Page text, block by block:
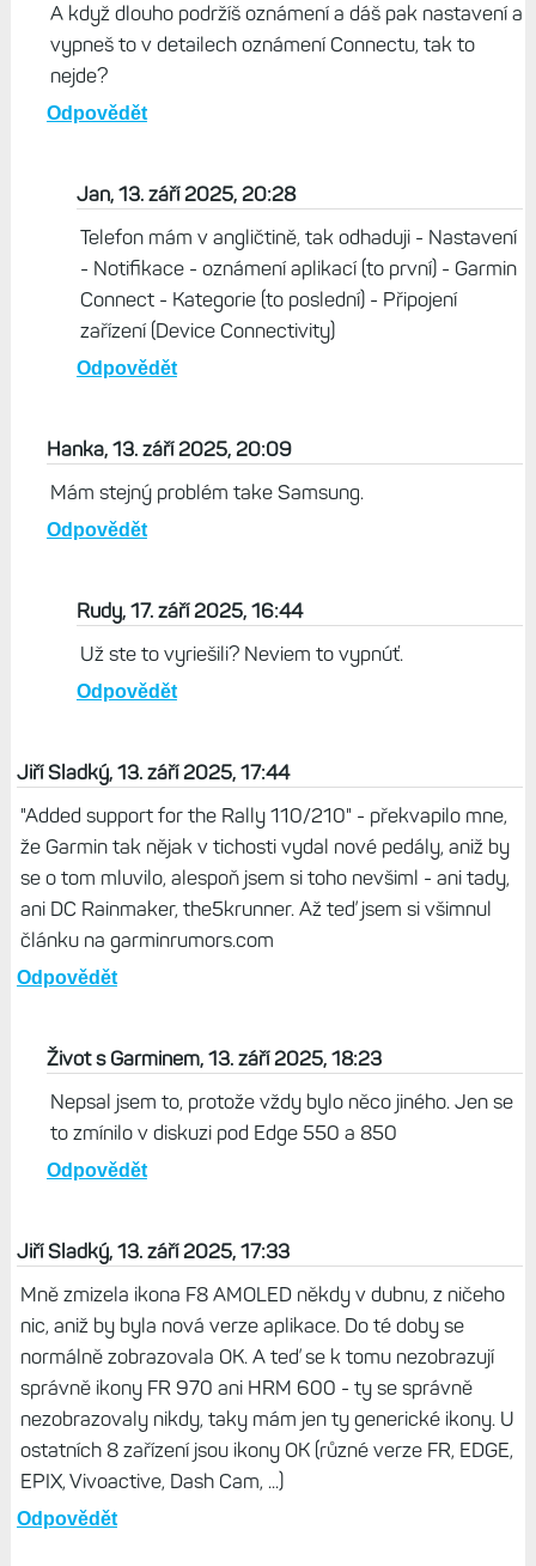
A když dlouho podržíš oznámení a dáš pak nastavení a
vypneš to v detailech oznámení Connectu, tak to
nejde?
Odpovědět
Jan, 13. září 2025, 20:28
Telefon mám v angličtině, tak odhaduji - Nastavení
- Notifikace - oznámení aplikací (to první) - Garmin
Connect - Kategorie (to poslední) - Připojení
zařízení (Device Connectivity)
Odpovědět
Hanka, 13. září 2025, 20:09
Mám stejný problém take Samsung.
Odpovědět
Rudy, 17. září 2025, 16:44
Už ste to vyriešili? Neviem to vypnúť.
Odpovědět
Jiří Sladký, 13. září 2025, 17:44
"Added support for the Rally 110/210" - překvapilo mne,
že Garmin tak nějak v tichosti vydal nové pedály, aniž by
se o tom mluvilo, alespoň jsem si toho nevšiml - ani tady,
ani DC Rainmaker, the5krunner. Až teď jsem si všimnul
článku na garminrumors.com
Odpovědět
Život s Garminem, 13. září 2025, 18:23
Nepsal jsem to, protože vždy bylo něco jiného. Jen se
to zmínilo v diskuzi pod Edge 550 a 850
Odpovědět
Jiří Sladký, 13. září 2025, 17:33
Mně zmizela ikona F8 AMOLED někdy v dubnu, z ničeho
nic, aniž by byla nová verze aplikace. Do té doby se
normálně zobrazovala OK. A teď se k tomu nezobrazují
správně ikony FR 970 ani HRM 600 - ty se správně
nezobrazovaly nikdy, taky mám jen ty generické ikony. U
ostatních 8 zařízení jsou ikony OK (různé verze FR, EDGE,
EPIX, Vivoactive, Dash Cam, ...)
Odpovědět